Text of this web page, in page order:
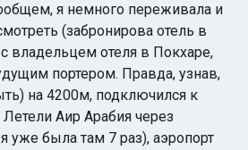
я немного переживала и
(забронирова отель в
владельцем отеля в Покхаре,
портером. Правда, узнав,
на 4200м, подключился к
Аир Арабия через
была там 7 раз), аэропорт